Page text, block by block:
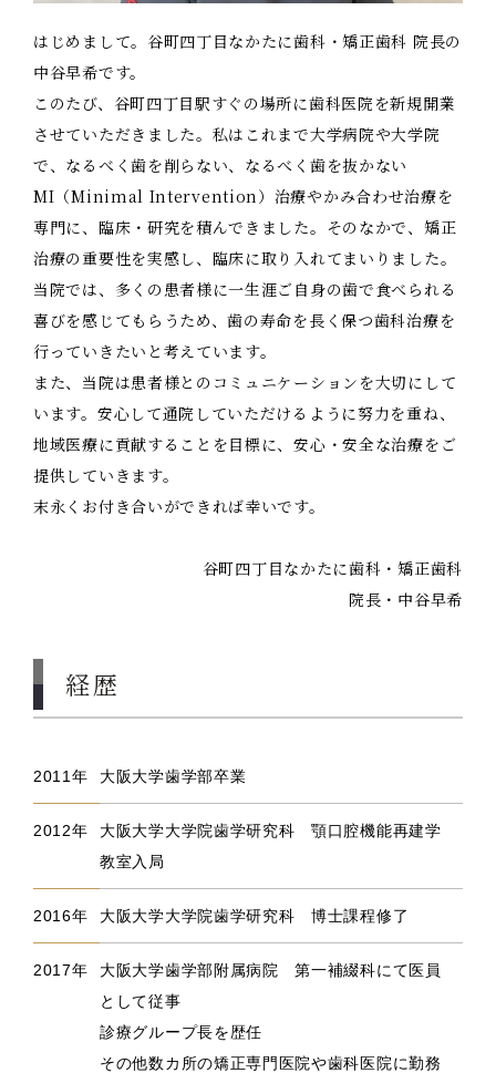
はじめまして。谷町四丁目なかたに歯科・矯正歯科 院長の
中谷早希です。
このたび、谷町四丁目駅すぐの場所に歯科医院を新規開業
させていただきました。私はこれまで大学病院や大学院
で、なるべく歯を削らない、なるべく歯を抜かない
MI（Minimal Intervention）治療やかみ合わせ治療を
専門に、臨床・研究を積んできました。そのなかで、矯正
治療の重要性を実感し、臨床に取り入れてまいりました。
当院では、多くの患者様に一生涯ご自身の歯で食べられる
喜びを感じてもらうため、歯の寿命を長く保つ歯科治療を
行っていきたいと考えています。
また、当院は患者様とのコミュニケーションを大切にして
います。安心して通院していただけるように努力を重ね、
地域医療に貢献することを目標に、安心・安全な治療をご
提供していきます。
末永くお付き合いができれば幸いです。
谷町四丁目なかたに歯科・矯正歯科
院長・中谷早希
経歴
2011年 大阪大学歯学部卒業
2012年
大阪大学大学院歯学研究科 顎口腔機能再建学
教室入局
2016年 大阪大学大学院歯学研究科 博士課程修了
2017年
大阪大学歯学部附属病院 第一補綴科にて医員
として従事
診療グループ長を歴任
その他数カ所の矯正専門医院や歯科医院に勤務